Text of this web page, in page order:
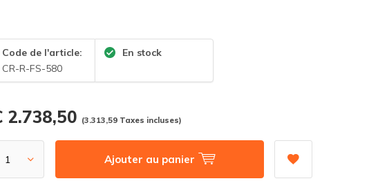
Code de l'article:
CR-R-FS-580
En stock
2.738,50 (3.313,59 Taxes incluses)
Ajouter au panier